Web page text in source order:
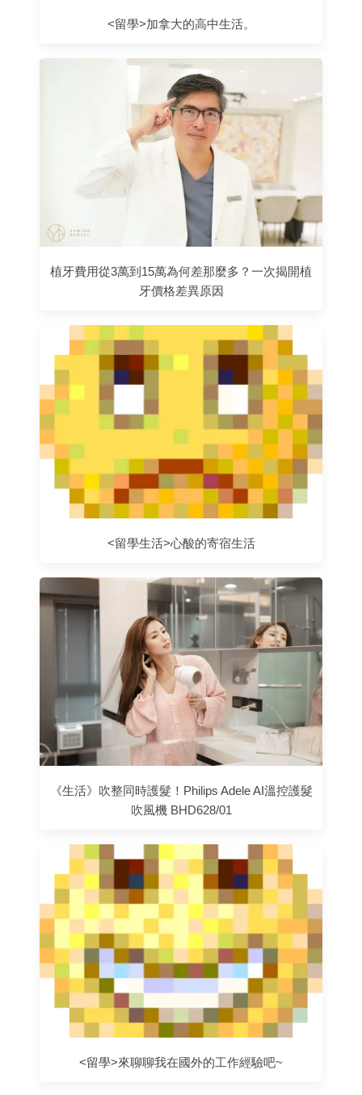
<留學>加拿大的高中生活。
植牙費用從3萬到15萬為何差那麼多？一次揭開植
牙價格差異原因
<留學生活>心酸的寄宿生活
《生活》吹整同時護髮！Philips Adele AI溫控護髮
吹風機 BHD628/01
<留學>來聊聊我在國外的工作經驗吧~